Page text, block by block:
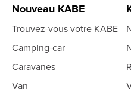
Nouveau KABE
Trouvez-vous votre KABE
Camping-car
Caravanes
Van